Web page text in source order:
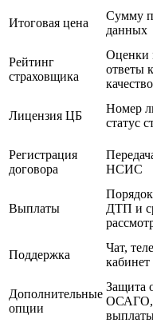
Итоговая цена
Сумму
данных
Рейтинг
страховщика
Оценки
ответы
Лицензия ЦБ
Номер
статус
Регистрация
договора
НСИС
Выплаты
ДТП и
Поддержка
Чат,
кабинет
Дополнительные
опции
Защита
ОСАГО,